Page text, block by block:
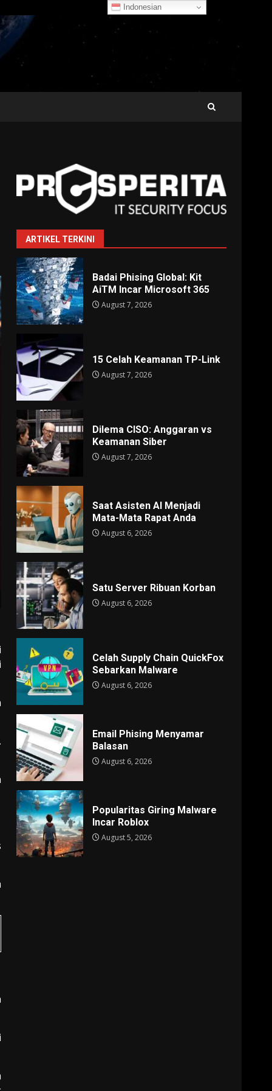
ARTIKEL TERKINI
Badai Phising Global: Kit
AiTM Incar Microsoft 365
August 7, 2026
15 Celah Keamanan TP-Link
August 7, 2026
Dilema CISO: Anggaran vs
Keamanan Siber
August 7, 2026
Saat Asisten AI Menjadi
Mata-Mata Rapat Anda
August 6, 2026
Satu Server Ribuan Korban
August 6, 2026
Celah Supply Chain QuickFox
Sebarkan Malware
August 6, 2026
Email Phising Menyamar
Balasan
August 6, 2026
Popularitas Giring Malware
Incar Roblox
August 5, 2026
Indonesian